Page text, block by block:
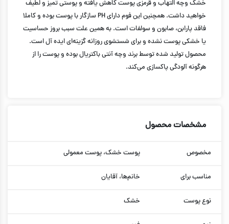
خشک وچه التهاب و قرمزی پوست کاهش یافته و پوستی تمیز و لطیف
خواهید داشت. همچنین این فوم دارای PH سازگار با پوست بوده و کاملا
فاقد پارابن، صابون و سولفات است. به همین علت سبب بروز حساسیت
یا خشکی پوست نشده و برای شستشوی روزانه گزینه‌ای ایده آل است.
محصول تولید شده توسط برند وچه آنتی باکتریال بوده و پوست را از
هرگونه آلودگی پاکسازی می‌کند.
مشخصات محصول
مخصوص پوست خشک، پوست معمولی
مناسب برای خانم‌ها، آقایان
نوع پوست خشک